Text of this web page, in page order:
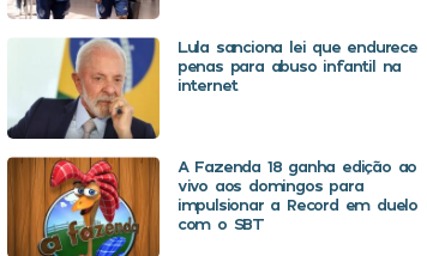
Lula sanciona lei que endurece
penas para abuso infantil na
internet
A Fazenda 18 ganha edição ao
vivo aos domingos para
impulsionar a Record em duelo
com o SBT